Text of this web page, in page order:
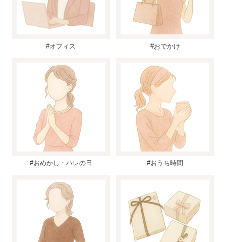
#オフィス #おでかけ
#おめかし・ハレの日 #おうち時間